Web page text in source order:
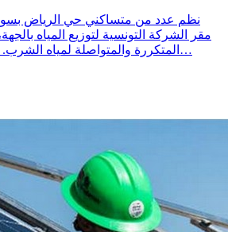
نظم عدد من متساكني حي الرياض
مقر الشركة التونسية لتوزيع المياه
المتكررة والمتواصلة لمياه الشرب. وفي سياق متصل أوضح…